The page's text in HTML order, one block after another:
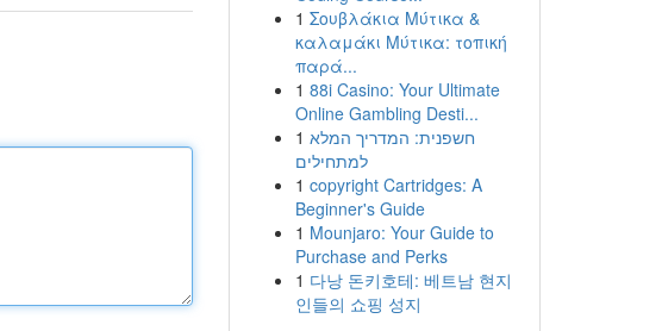
1 Σουβλάκια Μύτικα &
καλαμάκι Μύτικα: τοπική
παρά...
1 88i Casino: Your Ultimate
Online Gambling Desti...
1 חשפנית: המדריך המלא
למתחילים
1 copyright Cartridges: A
Beginner's Guide
1 Mounjaro: Your Guide to
Purchase and Perks
1 다낭 돈키호테: 베트남 현지
인들의 쇼핑 성지